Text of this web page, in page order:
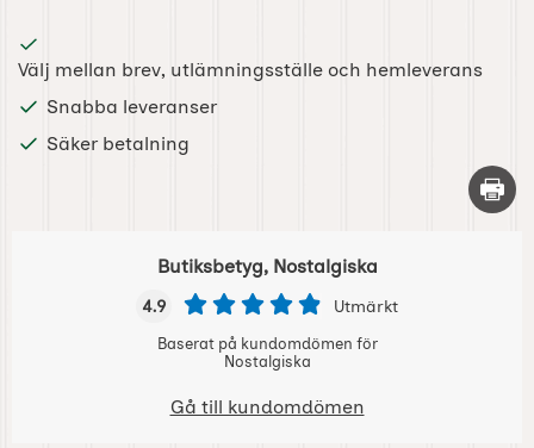
Välj mellan brev, utlämningsställe och hemleverans
Snabba leveranser
Säker betalning
Skriv
Butiksbetyg, Nostalgiska
4.9 Utmärkt
Baserat på kundomdömen för
Nostalgiska
Gå till kundomdömen